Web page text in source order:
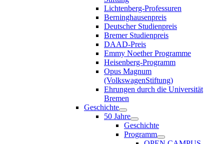
Lichtenberg-Professuren
Berninghausenpreis
Deutscher Studienpreis
Bremer Studienpreis
DAAD-Preis
Emmy Noether Programme
Heisenberg-Programm
Opus Magnum
(VolkswagenStiftung)
Ehrungen durch die Universität
Bremen
Geschichte
50 Jahre
Geschichte
Programm